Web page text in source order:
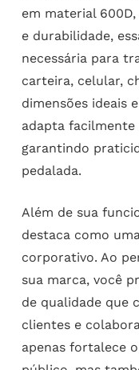
em material
e durabilidade,
necessária para
carteira, celular,
dimensões ideais
adapta
garantindo
pedalada.
Além de sua
destaca como
corporativo. Ao
sua marca, você
de qualidade que
clientes e
apenas fortalece